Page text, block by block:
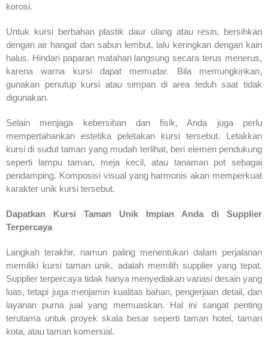
korosi.
Untuk kursi berbahan plastik daur ulang atau resin, bersihkan
dengan air hangat dan sabun lembut, lalu keringkan dengan kain
halus. Hindari paparan matahari langsung secara terus menerus,
karena warna kursi dapat memudar. Bila memungkinkan,
gunakan penutup kursi atau simpan di area teduh saat tidak
digunakan.
Selain menjaga kebersihan dan fisik, Anda juga perlu
mempertahankan estetika peletakan kursi tersebut. Letakkan
kursi di sudut taman yang mudah terlihat, beri elemen pendukung
seperti lampu taman, meja kecil, atau tanaman pot sebagai
pendamping. Komposisi visual yang harmonis akan memperkuat
karakter unik kursi tersebut.
Dapatkan Kursi Taman Unik Impian Anda di Supplier
Terpercaya
Langkah terakhir, namun paling menentukan dalam perjalanan
memiliki kursi taman unik, adalah memilih supplier yang tepat.
Supplier terpercaya tidak hanya menyediakan variasi desain yang
luas, tetapi juga menjamin kualitas bahan, pengerjaan detail, dan
layanan purna jual yang memuaskan. Hal ini sangat penting
terutama untuk proyek skala besar seperti taman hotel, taman
kota, atau taman komersial.